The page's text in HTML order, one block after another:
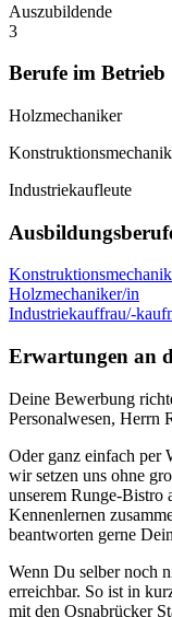
Auszubildende
3
Berufe im Betrieb
Holzmechaniker
Industriekaufleute
Holzmechaniker/in
Industriekauffrau/-
Erwartungen an
Deine Bewerbung
Personalwesen, Herrn
Oder ganz einfach per
wir setzen uns ohne
unserem Runge-Bistro
Kennenlernen
beantworten gerne
Wenn Du selber noch
erreichbar. So ist in
mit den Osnabrücker